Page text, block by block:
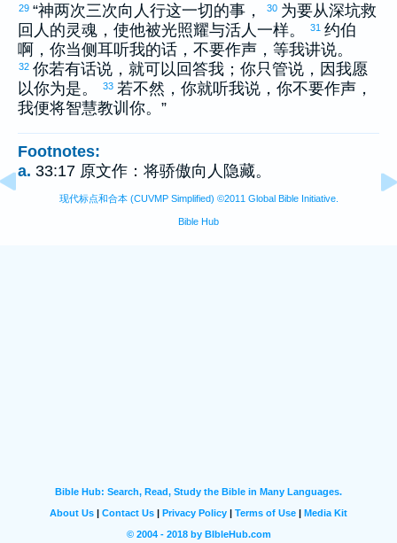
29 “神两次三次向人行这一切的事， 30 为要从深坑救
回人的灵魂，使他被光照耀与活人一样。
31 约伯
啊，你当侧耳听我的话，不要作声，等我讲说。
32 你若有话说，就可以回答我；你只管说，因我愿
以你为是。
33 若不然，你就听我说，你不要作声，
我便将智慧教训你。”
Footnotes:
a. 33:17 原文作：将骄傲向人隐藏。
现代标点和合本 (CUVMP Simplified) ©2011 Global Bible Initiative.
Bible Hub